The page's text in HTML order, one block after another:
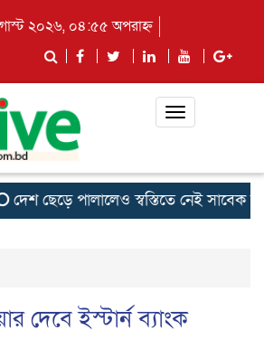
২০২৬, ০৪:৫৫ অপরাহ্ন
Toggle
ছেড়ে পালালেও স্বস্তিতে নেই সাবেক
দেবে ইস্টার্ন ব্যাংক